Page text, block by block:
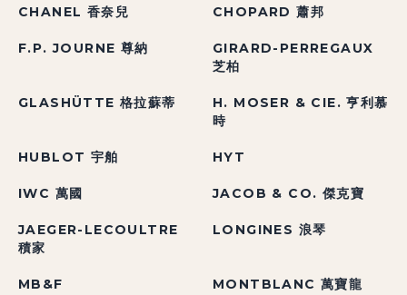
CHANEL 香奈兒 CHOPARD 蕭邦
F.P. JOURNE 尊納
GIRARD-PERREGAUX
芝柏
GLASHÜTTE 格拉蘇蒂
H. MOSER & CIE. 亨利慕
時
HUBLOT 宇舶 HYT
IWC 萬國 JACOB & CO. 傑克寶
JAEGER-LECOULTRE
積家
LONGINES 浪琴
MB&F MONTBLANC 萬寶龍